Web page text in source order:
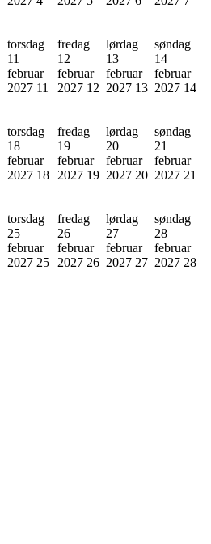
torsdag
11
februar
2027 11
fredag
12
februar
2027 12
lørdag
13
februar
2027 13
søndag
14
februar
2027 14
torsdag
18
februar
2027 18
fredag
19
februar
2027 19
lørdag
20
februar
2027 20
søndag
21
februar
2027 21
torsdag
25
februar
2027 25
fredag
26
februar
2027 26
lørdag
27
februar
2027 27
søndag
28
februar
2027 28